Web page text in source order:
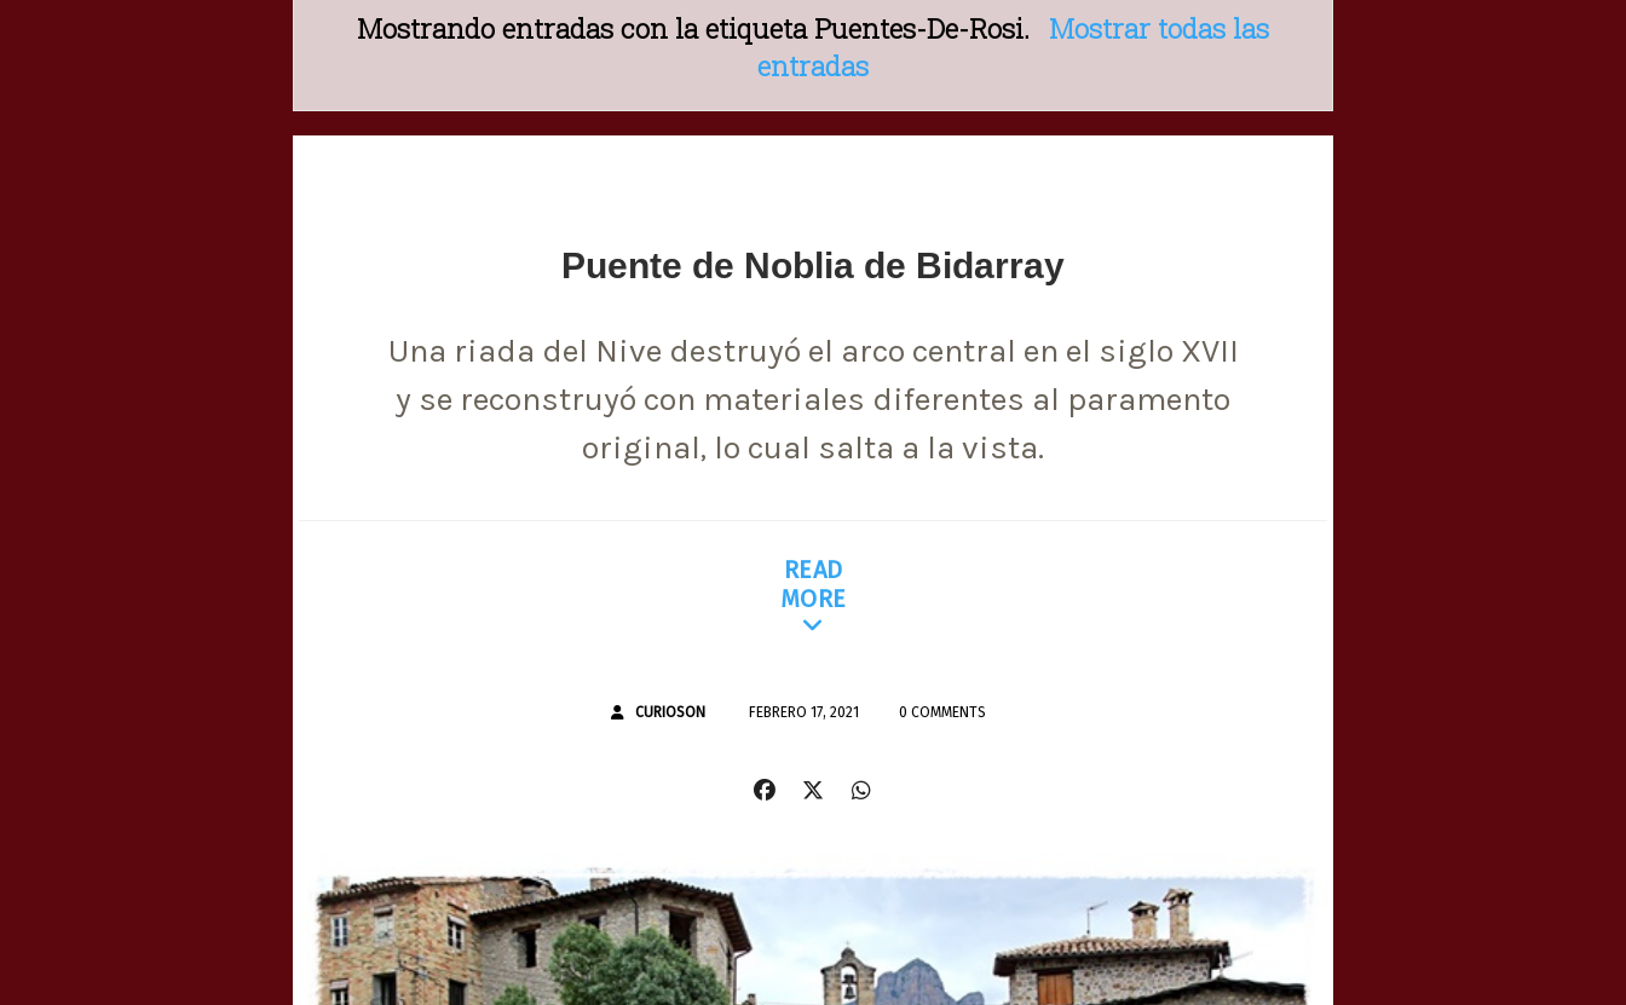
Mostrando entradas con la etiqueta Puentes-De-Rosi. Mostrar todas las
entradas
Puente de Noblia de Bidarray
Una riada del Nive destruyó el arco central en el siglo XVII
y se reconstruyó con materiales diferentes al paramento
original, lo cual salta a la vista.
READ
MORE
CURIOSON FEBRERO 17, 2021 0 COMMENTS